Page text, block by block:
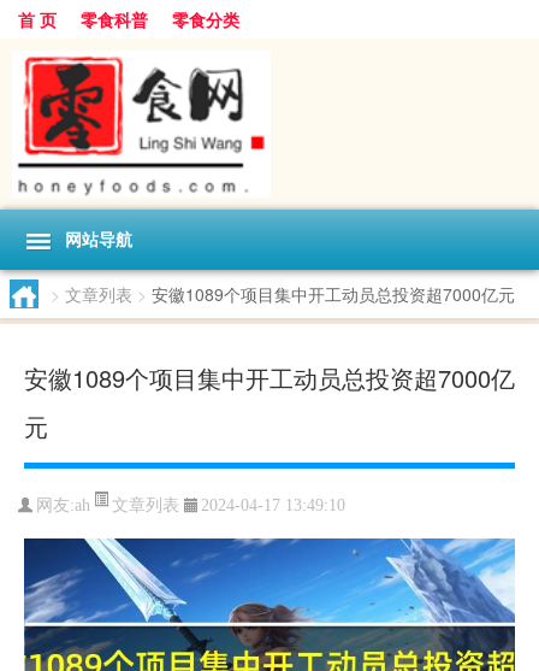
首 页 零食科普 零食分类
网站导航
> 文章列表 > 安徽1089个项目集中开工动员总投资超7000亿元
安徽1089个项目集中开工动员总投资超7000亿
元
网友:ah 文章列表 2024-04-17 13:49:10